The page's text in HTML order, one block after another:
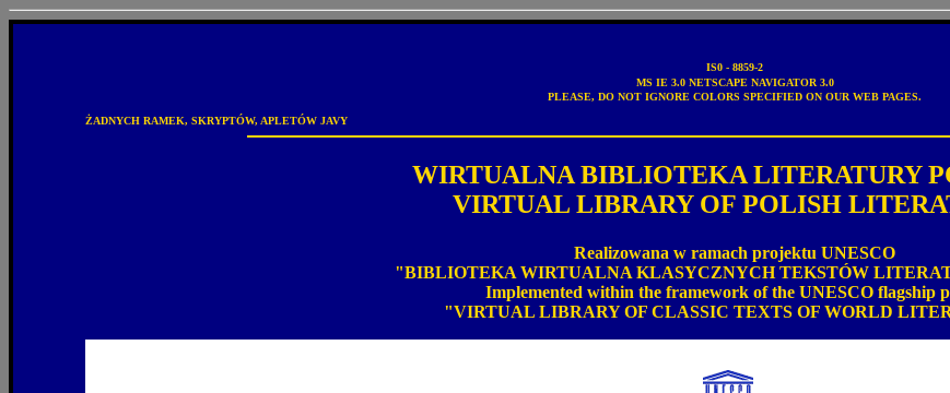
IS0 - 8859-2
MS IE 3.0 NETSCAPE NAVIGATOR 3.0
PLEASE, DO NOT IGNORE COLORS SPECIFIED ON OUR WEB PAGES.
ŻADNYCH RAMEK, SKRYPTÓW, APLETÓW JAVY
WIRTUALNA BIBLIOTEKA LITERATURY
VIRTUAL LIBRARY OF POLISH
Realizowana w ramach projektu UNESCO
"BIBLIOTEKA WIRTUALNA KLASYCZNYCH TEKSTÓW
Implemented within the framework of the UNESCO flagship
"VIRTUAL LIBRARY OF CLASSIC TEXTS OF WORLD